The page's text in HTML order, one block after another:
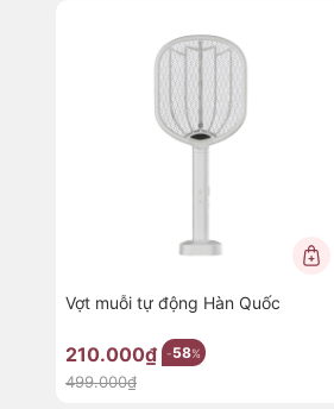
Với điện áp lên tới 2700V,
Hiệu quả nhanh chóng, không
và an toàn cho gia đình.
Thiết kế 3 lớp an toàn –
Mắt lưới nhỏ ngăn muỗi lọt
🏡Chân đế tiện lợi – Biến
Vợt muỗi tự động Hàn Quốc
210.000₫ -58%
499.000₫